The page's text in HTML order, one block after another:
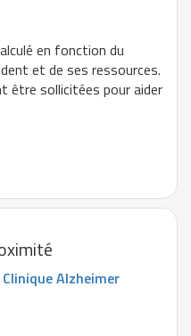
en fonction du
et de ses ressources.
être sollicitées pour aider
Clinique Alzheimer